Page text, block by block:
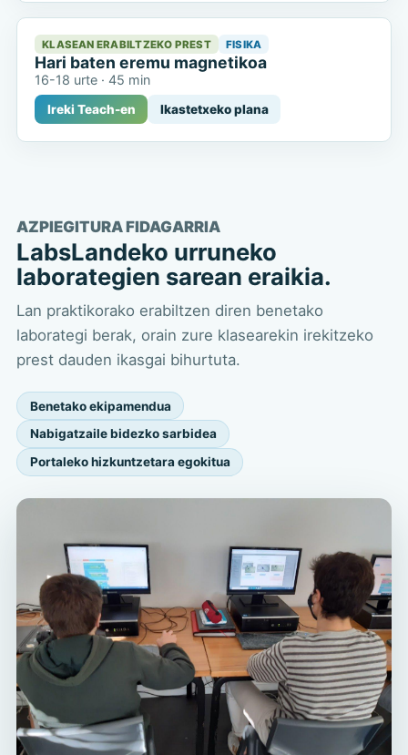
KLASEAN ERABILTZEKO PREST FISIKA
Hari baten eremu magnetikoa
16-18 urte ·45 min
Ireki Teach-en Ikastetxeko plana
AZPIEGITURA FIDAGARRIA
LabsLandeko urruneko
laborategien sarean eraikia.
Lan praktikorako erabiltzen diren benetako
laborategi berak, orain zure klasearekin irekitzeko
prest dauden ikasgai bihurtuta.
Benetako ekipamendua
Nabigatzaile bidezko sarbidea
Portaleko hizkuntzetara egokitua